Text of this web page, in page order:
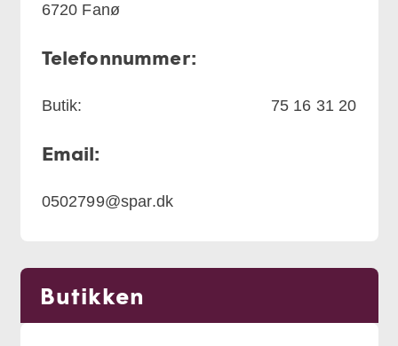
6720 Fanø
Telefonnummer:
Butik: 75 16 31 20
Email:
0502799@spar.dk
Butikken